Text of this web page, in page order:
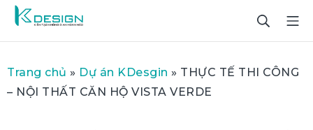
Trang chủ » Dự án KDesgin » THỰC TẾ THI CÔNG
– NỘI THẤT CĂN HỘ VISTA VERDE